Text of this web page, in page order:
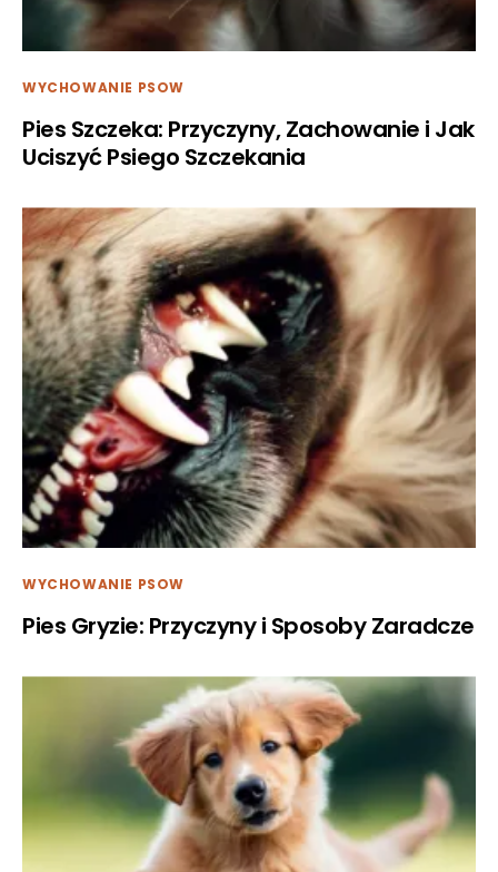
WYCHOWANIE PSOW
Pies Szczeka: Przyczyny, Zachowanie i Jak
Uciszyć Psiego Szczekania
WYCHOWANIE PSOW
Pies Gryzie: Przyczyny i Sposoby Zaradcze